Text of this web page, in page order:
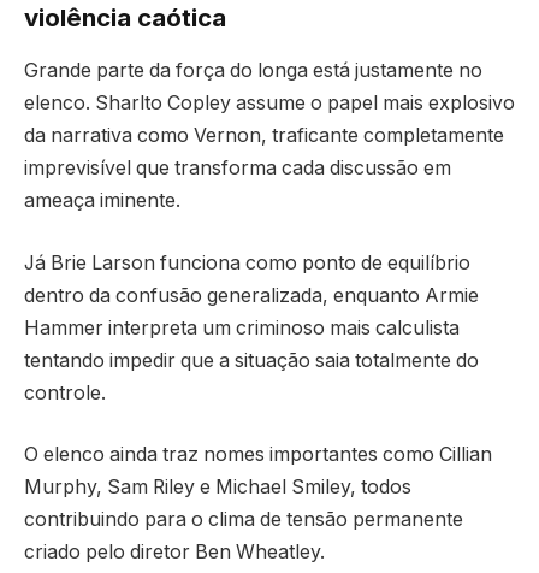
violência caótica
Grande parte da força do longa está justamente no
elenco. Sharlto Copley assume o papel mais explosivo
da narrativa como Vernon, traficante completamente
imprevisível que transforma cada discussão em
ameaça iminente.
Já Brie Larson funciona como ponto de equilíbrio
dentro da confusão generalizada, enquanto Armie
Hammer interpreta um criminoso mais calculista
tentando impedir que a situação saia totalmente do
controle.
O elenco ainda traz nomes importantes como Cillian
Murphy, Sam Riley e Michael Smiley, todos
contribuindo para o clima de tensão permanente
criado pelo diretor Ben Wheatley.